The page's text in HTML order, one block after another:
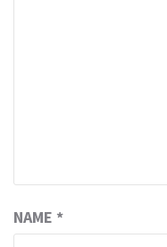
NAME *